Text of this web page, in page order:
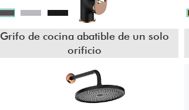
Grifo de cocina abatible de un solo
orificio